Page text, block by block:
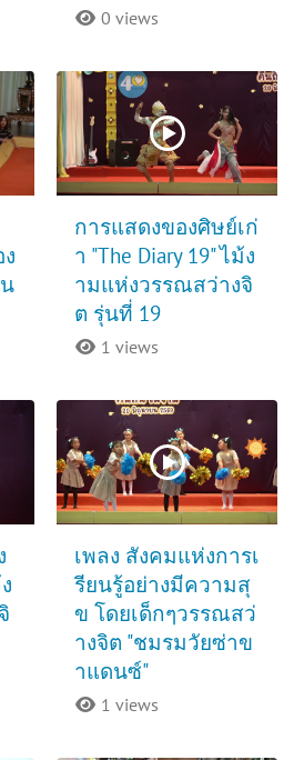
0 views
การแสดงของศิษย์เก่
า "The Diary 19" ไม้ง
ามแห่งวรรณสว่างจิ
ต รุ่นที่ 19
1 views
เพลง สังคมแห่งการเ
รียนรู้อย่างมีความสุ
ข โดยเด็กๆวรรณสว่
างจิต "ชมรมวัยซ่าข
าแดนซ์"
1 views